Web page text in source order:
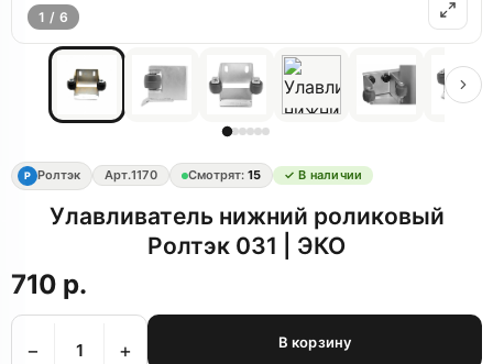
1 / 6
Р Ролтэк Арт.1170 Смотрят: 15 ✓ В наличии
Улавливатель нижний роликовый
Ролтэк 031 | ЭКО
710 р.
− + В корзину